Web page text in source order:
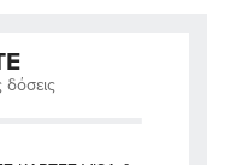
δόσεις